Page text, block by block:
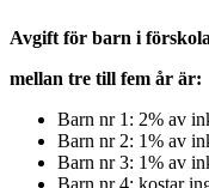
Avgift för barn i förskola
mellan tre till fem år är:
Barn nr 1: 2% av
Barn nr 2: 1% av
Barn nr 3: 1% av
Barn nr 4: kostar